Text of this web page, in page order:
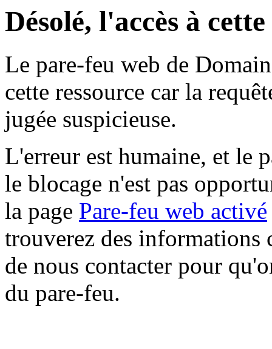
Désolé, l'accès à
Le pare-feu web de
cette ressource car la
jugée suspicieuse.
L'erreur est humaine, et le
le blocage n'est pas
la page Pare-feu web activé
trouverez des informations
de nous contacter pour
du pare-feu.